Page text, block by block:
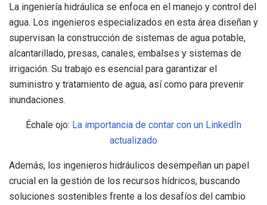
La ingeniería hidráulica se enfoca en el manejo y control del
agua. Los ingenieros especializados en esta área diseñan y
supervisan la construcción de sistemas de agua potable,
alcantarillado, presas, canales, embalses y sistemas de
irrigación. Su trabajo es esencial para garantizar el
suministro y tratamiento de agua, así como para prevenir
inundaciones.
Échale ojo: La importancia de contar con un LinkedIn
actualizado
Además, los ingenieros hidráulicos desempeñan un papel
crucial en la gestión de los recursos hídricos, buscando
soluciones sostenibles frente a los desafíos del cambio